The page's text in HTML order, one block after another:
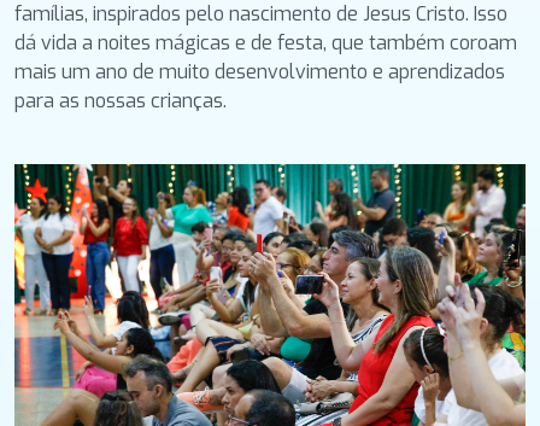
famílias, inspirados pelo nascimento de Jesus Cristo. Isso
dá vida a noites mágicas e de festa, que também coroam
mais um ano de muito desenvolvimento e aprendizados
para as nossas crianças.